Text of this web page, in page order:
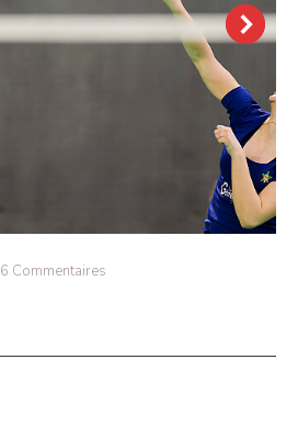
6 Commentaires